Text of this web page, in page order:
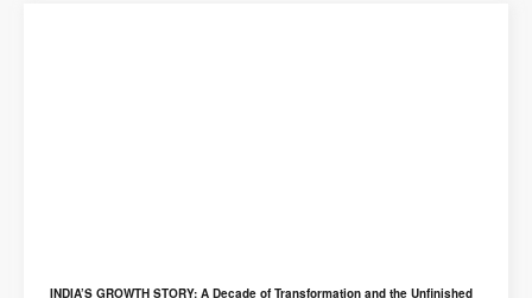
INDIA’S GROWTH STORY: A Decade of Transformation and the Unfinished